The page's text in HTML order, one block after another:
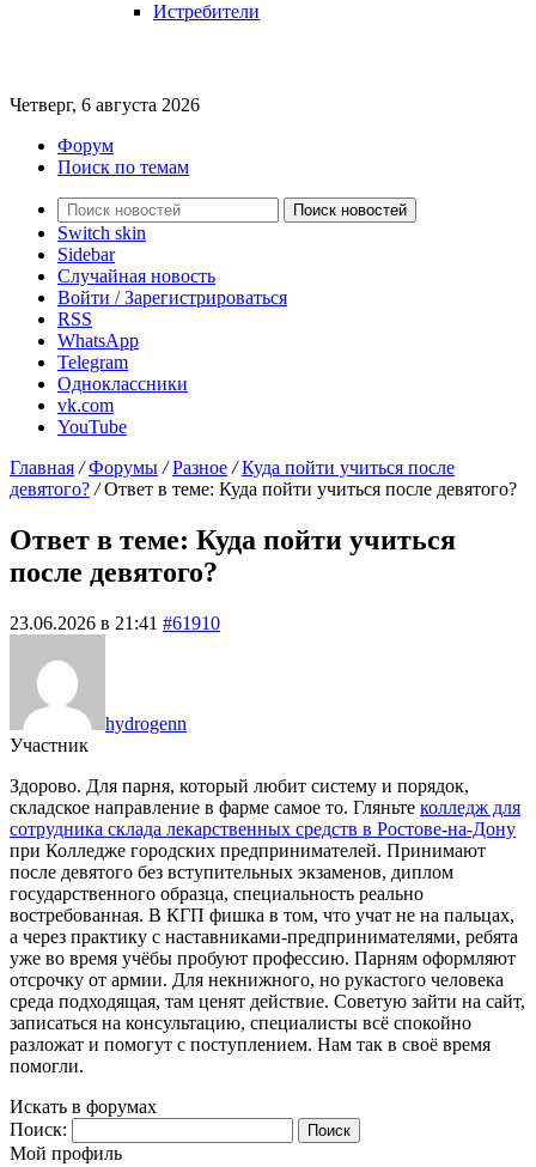
Истребители
Четверг, 6 августа 2026
Форум
Поиск по темам
Поиск новостей
Switch skin
Sidebar
Случайная новость
Войти / Зарегистрироваться
RSS
WhatsApp
Telegram
Одноклассники
vk.com
YouTube
Главная / Форумы / Разное / Куда пойти учиться после
девятого? / Ответ в теме: Куда пойти учиться после девятого?
Ответ в теме: Куда пойти учиться
после девятого?
23.06.2026 в 21:41 #61910
hydrogenn
Участник
Здорово. Для парня, который любит систему и порядок,
складское направление в фарме самое то. Гляньте колледж для
сотрудника склада лекарственных средств в Ростове-на-Дону
при Колледже городских предпринимателей. Принимают
после девятого без вступительных экзаменов, диплом
государственного образца, специальность реально
востребованная. В КГП фишка в том, что учат не на пальцах,
а через практику с наставниками-предпринимателями, ребята
уже во время учёбы пробуют профессию. Парням оформляют
отсрочку от армии. Для некнижного, но рукастого человека
среда подходящая, там ценят действие. Советую зайти на сайт,
записаться на консультацию, специалисты всё спокойно
разложат и помогут с поступлением. Нам так в своё время
помогли.
Искать в форумах
Поиск:
Мой профиль